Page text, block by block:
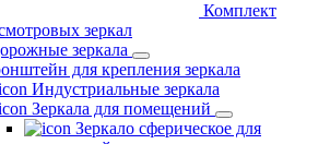
Комплект
зеркал
зеркала
для крепления зеркала
Индустриальные зеркала
Зеркала для помещений
Зеркало сферическое для